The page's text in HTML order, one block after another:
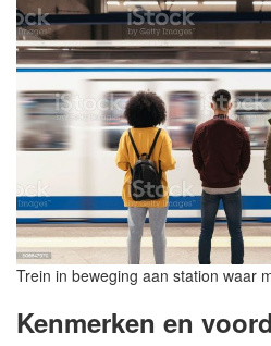
Trein in beweging aan station waar
Kenmerken en